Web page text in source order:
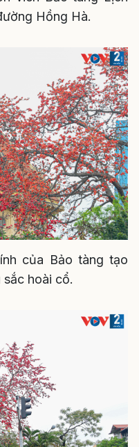
Hồng Hà.
của Bảo tàng tạo
hoài cổ.